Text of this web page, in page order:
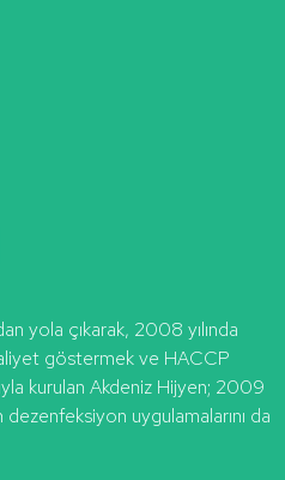
yola çıkarak, 2008 yılında
göstermek ve HACCP
kurulan Akdeniz Hijyen; 2009
dezenfeksiyon uygulamalarını da